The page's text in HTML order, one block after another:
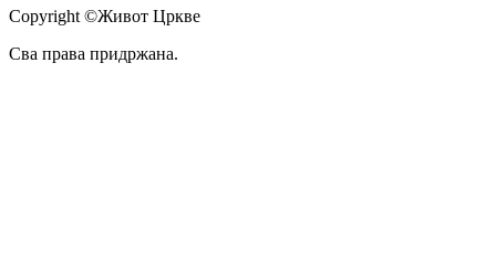
Copyright ©Живот Цркве
Сва права придржана.